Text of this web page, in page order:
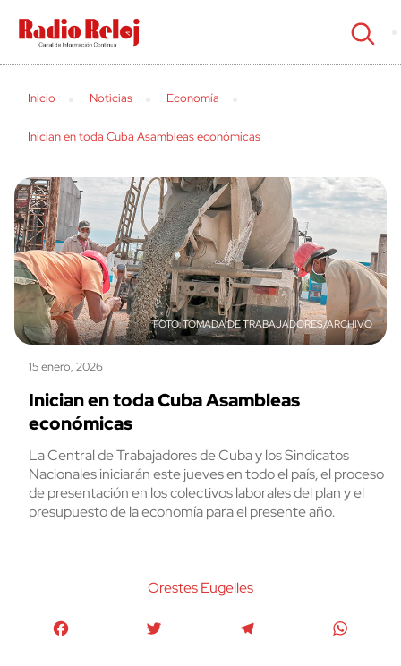
cerrar
Inicio Noticias Economía
Inician en toda Cuba Asambleas económicas
TOMADA DE TRABAJADORES/ARCHIVO
15 enero, 2026
Inician en toda Cuba Asambleas
económicas
La Central de Trabajadores de Cuba y los Sindicatos
Nacionales iniciarán este jueves en todo el país, el proceso
de presentación en los colectivos laborales del plan y el
presupuesto de la economía para el presente año.
Orestes Eugelles